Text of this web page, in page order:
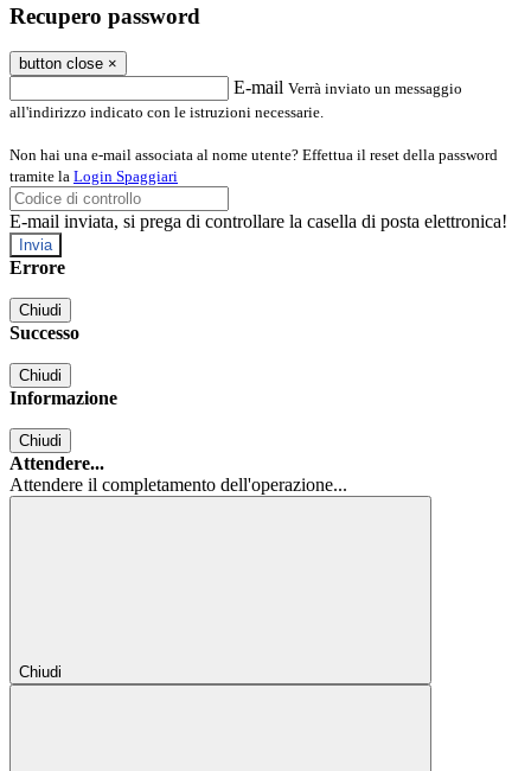
Recupero password
button close ×
E-mail Verrà inviato un messaggio
all'indirizzo indicato con le istruzioni necessarie.
Non hai una e-mail associata al nome utente? Effettua il reset della password
tramite la Login Spaggiari
E-mail inviata, si prega di controllare la casella di posta elettronica!
Errore
Chiudi
Successo
Chiudi
Informazione
Chiudi
Attendere...
Attendere il completamento dell'operazione...
Chiudi